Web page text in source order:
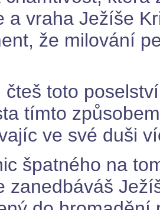
a vraha Ježíše
že milování
čteš toto
tímto
ve své duši
špatného na
zanedbáváš